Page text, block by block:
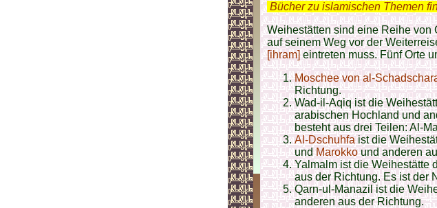
Bücher zu islamischen Themen
Weihestätten sind eine Reihe von
auf seinem Weg vor der
[ihram]eintreten muss. Fünf Orte
Moschee von al-
Richtung.
Wad-il-Aqiq ist die
arabischen Hochland und
besteht aus drei Teilen: Al-
Al-Dschuhfaist die
undMarokkound anderen
Yalmalm ist die Weihestätte
aus der Richtung. Es ist der
Qarn-ul-Manazil ist die
anderen aus der Richtung.